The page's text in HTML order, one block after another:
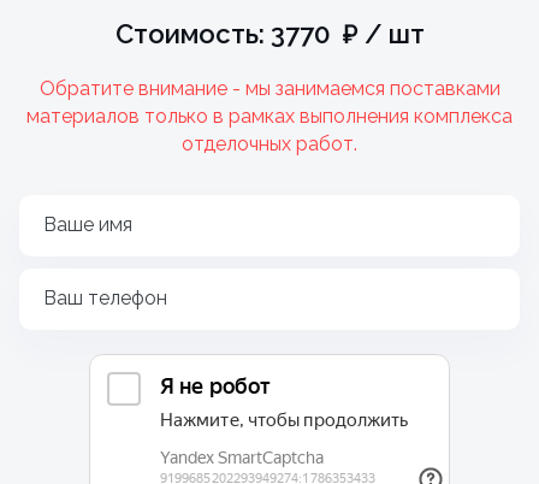
Стоимость: 3770 ₽ / шт
Обратите внимание - мы занимаемся поставками
материалов только в рамках выполнения комплекса
отделочных работ.
Ваше имя
Ваш телефон